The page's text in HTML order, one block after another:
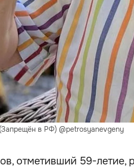
в РФ) @petrosyanevgeny
отметивший 59-летие,